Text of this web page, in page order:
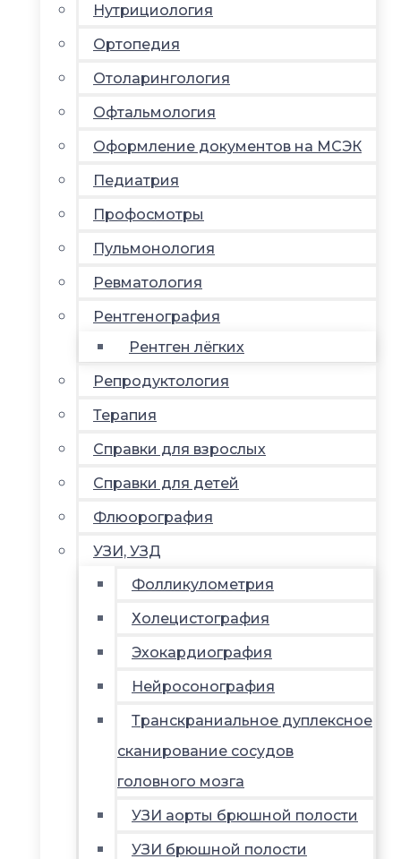
Нутрициология
Ортопедия
Отоларингология
Офтальмология
Оформление документов на МСЭК
Педиатрия
Профосмотры
Пульмонология
Ревматология
Рентгенография
Рентген лёгких
Репродуктология
Терапия
Справки для взрослых
Справки для детей
Флюорография
УЗИ, УЗД
Фолликулометрия
Холецистография
Эхокардиография
Нейросонография
Транскраниальное дуплексное
сканирование сосудов
головного мозга
УЗИ аорты брюшной полости
УЗИ брюшной полости